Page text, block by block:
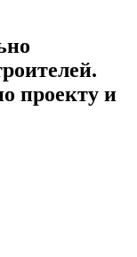
проекту и